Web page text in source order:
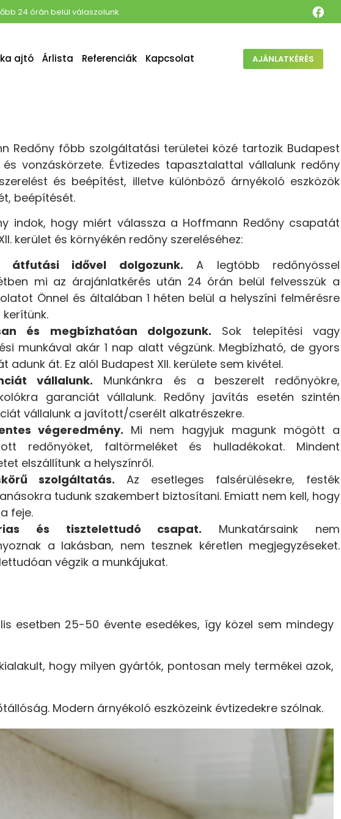
24 órán belül válaszolunk.
ajtó Árlista Referenciák Kapcsolat AJÁNLATKÉRÉS
Redőny főbb szolgáltatási területei közé tartozik Budapest
és vonzáskörzete. Évtizedes tapasztalattal vállalunk redőny
és beépítést, illetve különböző árnyékoló eszközök
beépítését.
indok, hogy miért válassza a Hoffmann Redőny csapatát
kerület és környékén redőny szereléséhez:
átfutási idővel dolgozunk. A legtöbb redőnyössel
mi az árajánlatkérés után 24 órán belül felvesszük a
Önnel és általában 1 héten belül a helyszíni felmérésre
és megbízhatóan dolgozunk. Sok telepítési vagy
munkával akár 1 nap alatt végzünk. Megbízható, de gyors
adunk át. Ez alól Budapest XII. kerülete sem kivétel.
vállalunk. Munkánkra és a beszerelt redőnyökre,
garanciát vállalunk. Redőny javítás esetén szintén
vállalunk a javított/cserélt alkatrészekre.
végeredmény. Mi nem hagyjuk magunk mögött a
redőnyöket, faltörmeléket és hulladékokat. Mindent
elszállítunk a helyszínről.
szolgáltatás. Az esetleges falsérülésekre, festék
tudunk szakembert biztosítani. Emiatt nem kell, hogy
feje.
és tisztelettudó csapat. Munkatársaink nem
a lakásban, nem tesznek kéretlen megjegyzéseket.
végzik a munkájukat.
esetben 25-50 évente esedékes, így közel sem mindegy
hogy milyen gyártók, pontosan mely termékei azok,
Modern árnyékoló eszközeink évtizedekre szólnak.